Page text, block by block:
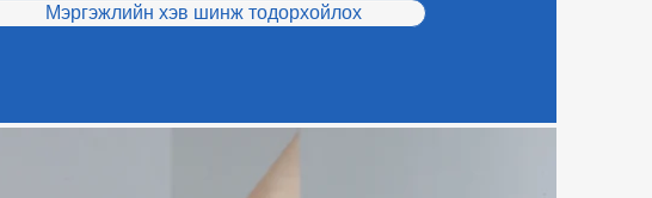
Мэргэжлийн хэв шинж тодорхойлох